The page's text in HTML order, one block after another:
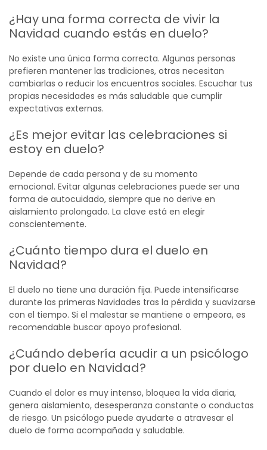
¿Hay una forma correcta de vivir la
Navidad cuando estás en duelo?
No existe una única forma correcta. Algunas personas
prefieren mantener las tradiciones, otras necesitan
cambiarlas o reducir los encuentros sociales. Escuchar tus
propias necesidades es más saludable que cumplir
expectativas externas.
¿Es mejor evitar las celebraciones si
estoy en duelo?
Depende de cada persona y de su momento
emocional. Evitar algunas celebraciones puede ser una
forma de autocuidado, siempre que no derive en
aislamiento prolongado. La clave está en elegir
conscientemente.
¿Cuánto tiempo dura el duelo en
Navidad?
El duelo no tiene una duración fija. Puede intensificarse
durante las primeras Navidades tras la pérdida y suavizarse
con el tiempo. Si el malestar se mantiene o empeora, es
recomendable buscar apoyo profesional.
¿Cuándo debería acudir a un psicólogo
por duelo en Navidad?
Cuando el dolor es muy intenso, bloquea la vida diaria,
genera aislamiento, desesperanza constante o conductas
de riesgo. Un psicólogo puede ayudarte a atravesar el
duelo de forma acompañada y saludable.